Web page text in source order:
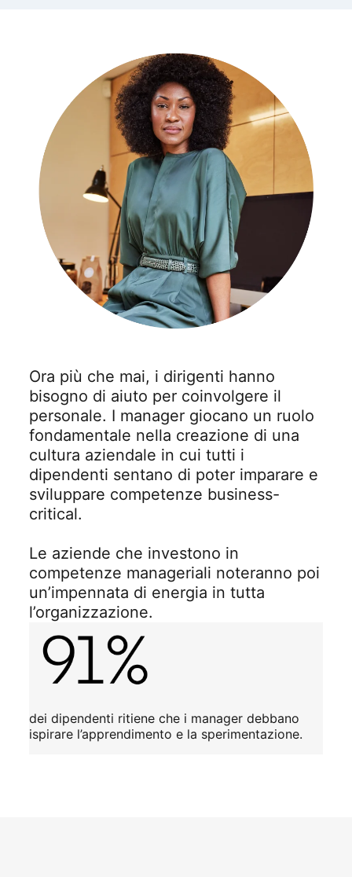
Ora più che mai, i dirigenti hanno
bisogno di aiuto per coinvolgere il
personale. I manager giocano un ruolo
fondamentale nella creazione di una
cultura aziendale in cui tutti i
dipendenti sentano di poter imparare e
sviluppare competenze business-
critical.
Le aziende che investono in
competenze manageriali noteranno poi
un’impennata di energia in tutta
l’organizzazione.
dei dipendenti ritiene che i manager debbano
ispirare l’apprendimento e la sperimentazione.